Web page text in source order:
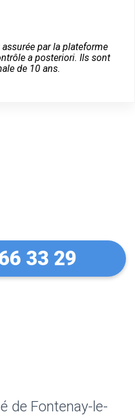
par la plateforme
a posteriori. Ils sont
de 10 ans.
33 29
de Fontenay-le-